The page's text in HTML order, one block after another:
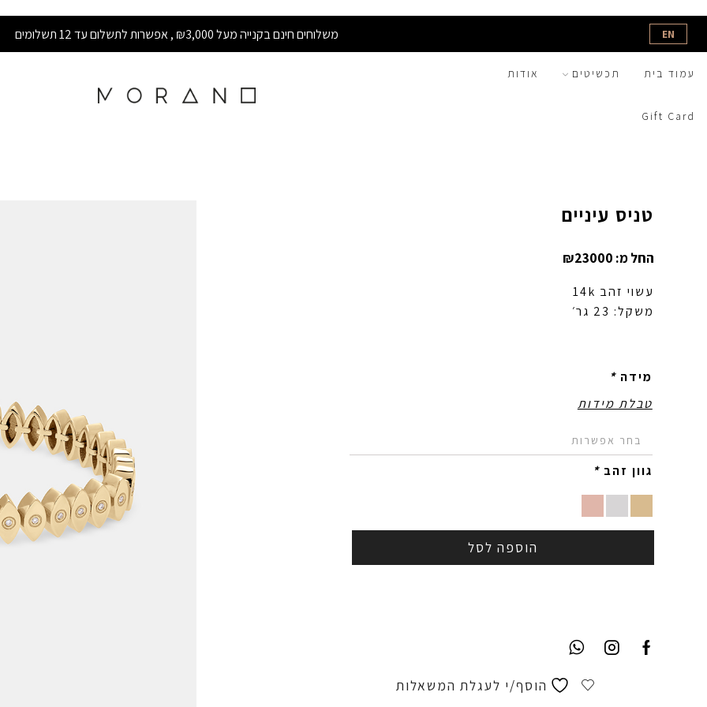
EN משלוחים חינם בקנייה מעל ₪3,000 , אפשרות לתשלום עד 12 תשלומים
עמוד בית תכשיטים אודות
Gift Card
טניס עיניים
החל מ: ₪23000
עשוי זהב 14k
משקל: 23 גר׳
מידה*
טבלת מידות
גוון זהב*
הוספה לסל
הוסף/י לעגלת המשאלות